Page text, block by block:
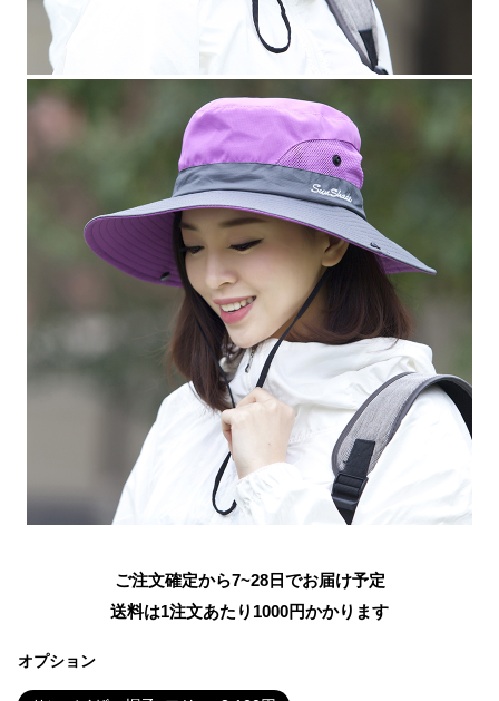
ご注文確定から7~28日でお届け予定
送料は1注文あたり 1000円かかります
オプション